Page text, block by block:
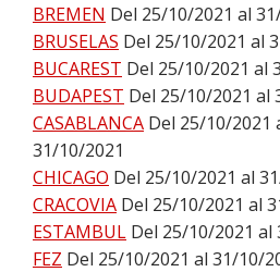
BREMEN Del 25/10/2021 al
BRUSELAS Del 25/10/2021 al
BUCAREST Del 25/10/2021 al
BUDAPEST Del 25/10/2021 al
CASABLANCA Del 25/10/2021
31/10/2021
CHICAGO Del 25/10/2021 al
CRACOVIA Del 25/10/2021 al
ESTAMBUL Del 25/10/2021 al
FEZ Del 25/10/2021 al 31/10/